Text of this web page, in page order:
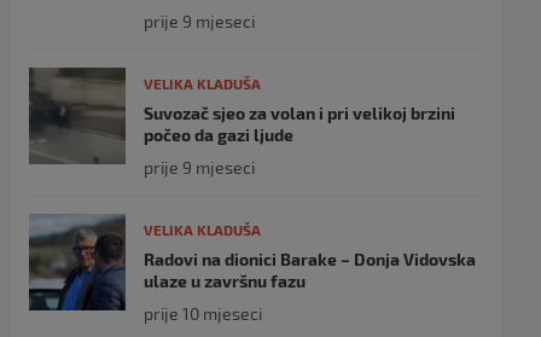
prije 9 mjeseci
VELIKA KLADUŠA
Suvozač sjeo za volan i pri velikoj brzini
počeo da gazi ljude
prije 9 mjeseci
VELIKA KLADUŠA
Radovi na dionici Barake – Donja Vidovska
ulaze u završnu fazu
prije 10 mjeseci